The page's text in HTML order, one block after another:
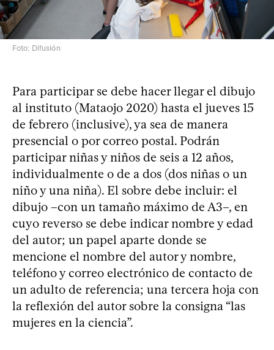
Foto: Difusión
Para participar se debe hacer llegar el dibujo
al instituto (Mataojo 2020) hasta el jueves 15
de febrero (inclusive), ya sea de manera
presencial o por correo postal. Podrán
participar niñas y niños de seis a 12 años,
individualmente o de a dos (dos niñas o un
niño y una niña). El sobre debe incluir: el
dibujo –con un tamaño máximo de A3–, en
cuyo reverso se debe indicar nombre y edad
del autor; un papel aparte donde se
mencione el nombre del autor y nombre,
teléfono y correo electrónico de contacto de
un adulto de referencia; una tercera hoja con
la reflexión del autor sobre la consigna “las
mujeres en la ciencia”.